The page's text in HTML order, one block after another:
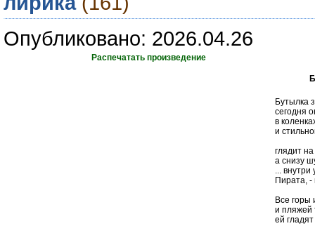
Опубликовано: 2026.04.26
Распечатать произведение
Бутылка
сегодня
в
и
глядит
а снизу
... внутри
Пирата, -
Все горы
и пляжей
ей